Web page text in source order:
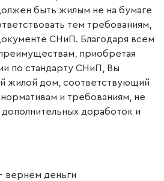
быть жилым не на бумаге
тем требованиям,
СНиП. Благодаря всем
приобретая
по стандарту СНиП, Вы
жилой дом, соответствующий
и требованиям, не
доработок и
вернем деньги